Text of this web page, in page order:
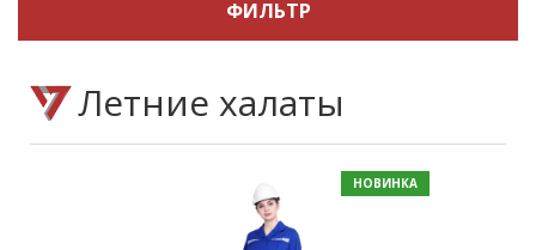
ФИЛЬТР
Летние халаты
НОВИНКА